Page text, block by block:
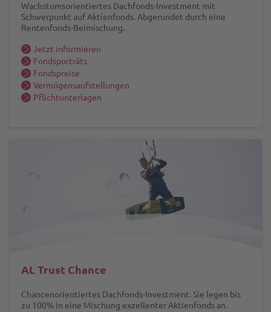
Wachstumsorientiertes Dachfonds-Investment mit
Schwerpunkt auf Aktienfonds. Abgerundet durch eine
Rentenfonds-Beimischung.
Jetzt informieren
Fondsporträts
Fondspreise
Vermögensaufstellungen
Pflichtunterlagen
AL Trust Chance
Chancenorientiertes Dachfonds-Investment. Sie legen bis
zu 100% in eine Mischung exzellenter Aktienfonds an.